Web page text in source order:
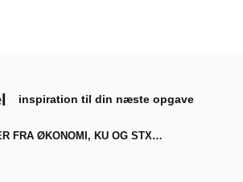
inspiration til din næste opgave
FRA ØKONOMI, KU OG STX…